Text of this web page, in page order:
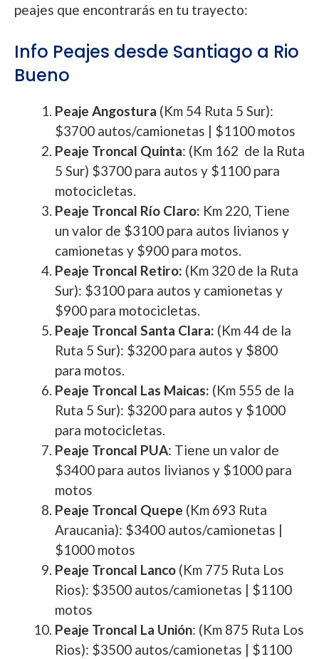
peajes que encontrarás en tu trayecto:
Info Peajes desde Santiago a Rio
Bueno
Peaje Angostura (Km 54 Ruta 5 Sur):
$3700 autos/camionetas | $1100 motos
Peaje Troncal Quinta: (Km 162 de la Ruta
5 Sur) $3700 para autos y $1100 para
motocicletas.
Peaje Troncal Río Claro: Km 220, Tiene
un valor de $3100 para autos livianos y
camionetas y $900 para motos.
Peaje Troncal Retiro: (Km 320 de la Ruta
Sur): $3100 para autos y camionetas y
$900 para motocicletas.
Peaje Troncal Santa Clara: (Km 44 de la
Ruta 5 Sur): $3200 para autos y $800
para motos.
Peaje Troncal Las Maicas: (Km 555 de la
Ruta 5 Sur): $3200 para autos y $1000
para motocicletas.
Peaje Troncal PUA: Tiene un valor de
$3400 para autos livianos y $1000 para
motos
Peaje Troncal Quepe (Km 693 Ruta
Araucania): $3400 autos/camionetas |
$1000 motos
Peaje Troncal Lanco (Km 775 Ruta Los
Rios): $3500 autos/camionetas | $1100
motos
Peaje Troncal La Unión: (Km 875 Ruta Los
Rios): $3500 autos/camionetas | $1100